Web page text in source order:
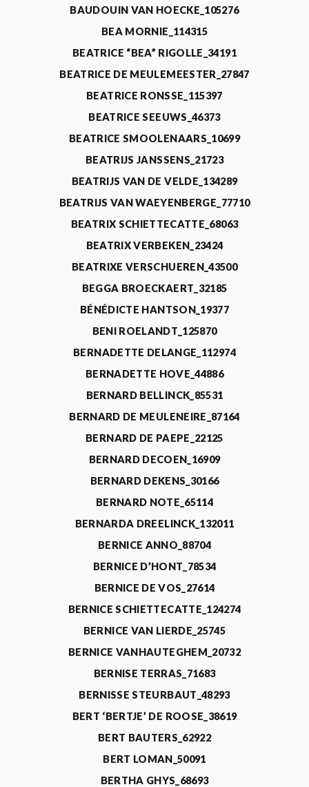
BAUDOUIN VAN HOECKE_105276
BEA MORNIE_114315
BEATRICE “BEA” RIGOLLE_34191
BEATRICE DE MEULEMEESTER_27847
BEATRICE RONSSE_115397
BEATRICE SEEUWS_46373
BEATRICE SMOOLENAARS_10699
BEATRIJS JANSSENS_21723
BEATRIJS VAN DE VELDE_134289
BEATRIJS VAN WAEYENBERGE_77710
BEATRIX SCHIETTECATTE_68063
BEATRIX VERBEKEN_23424
BEATRIXE VERSCHUEREN_43500
BEGGA BROECKAERT_32185
BÉNÉDICTE HANTSON_19377
BENI ROELANDT_125870
BERNADETTE DELANGE_112974
BERNADETTE HOVE_44886
BERNARD BELLINCK_85531
BERNARD DE MEULENEIRE_87164
BERNARD DE PAEPE_22125
BERNARD DECOEN_16909
BERNARD DEKENS_30166
BERNARD NOTE_65114
BERNARDA DREELINCK_132011
BERNICE ANNO_88704
BERNICE D’HONT_78534
BERNICE DE VOS_27614
BERNICE SCHIETTECATTE_124274
BERNICE VAN LIERDE_25745
BERNICE VANHAUTEGHEM_20732
BERNISE TERRAS_71683
BERNISSE STEURBAUT_48293
BERT ‘BERTJE’ DE ROOSE_38619
BERT BAUTERS_62922
BERT LOMAN_50091
BERTHA GHYS_68693